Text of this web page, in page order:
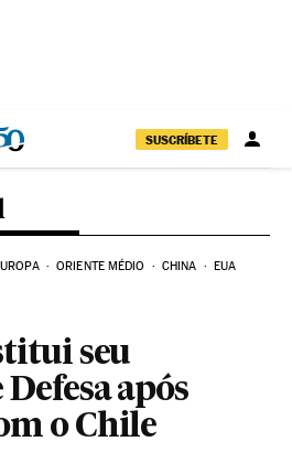
SUSCRÍBETE
ORIENTE MÉDIO CHINA EUA
seu
após
o Chile